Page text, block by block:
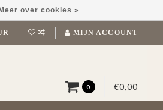
MIJN ACCOUNT
0 €0,00
Meer over cookies »